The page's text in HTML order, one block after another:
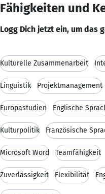
Fähigkeiten und
Logg Dich jetzt ein, um das
Kulturelle Zusammenarbeit
Linguistik Projektmanagement
Europastudien Englische
Kulturpolitik Französische
Microsoft Word Teamfähigkeit
Zuverlässigkeit Flexibilität